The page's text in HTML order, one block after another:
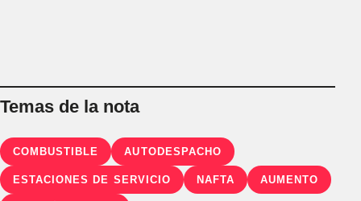
Temas de la nota
COMBUSTIBLE AUTODESPACHO
ESTACIONES DE SERVICIO NAFTA AUMENTO